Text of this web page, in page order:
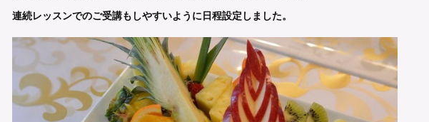
連続レッスンでのご受講もしやすいように日程設定しました。